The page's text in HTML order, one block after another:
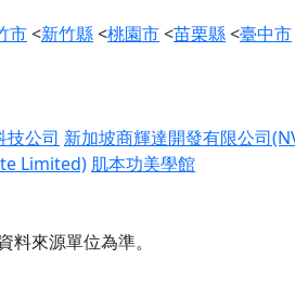
市<新竹縣<桃園市<苗栗縣<臺中市
技公司 新加坡商輝達開發有限公司
Limited) 肌本功美學館
來源單位為準。